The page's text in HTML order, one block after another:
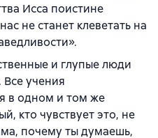
Исса поистине
не станет клеветать на
и глупые люди
учения
в одном и том же
кто чувствует это, не
почему ты думаешь,